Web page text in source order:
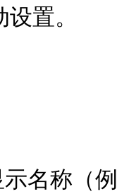
置。
名称（